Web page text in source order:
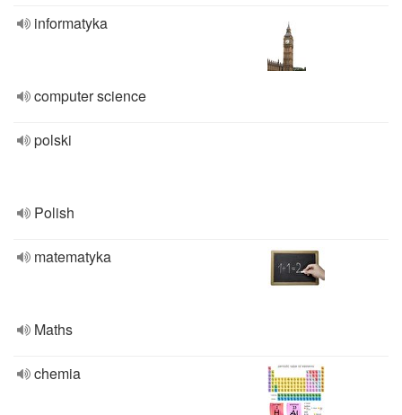
informatyka
computer science
polski
Polish
matematyka
Maths
chemia